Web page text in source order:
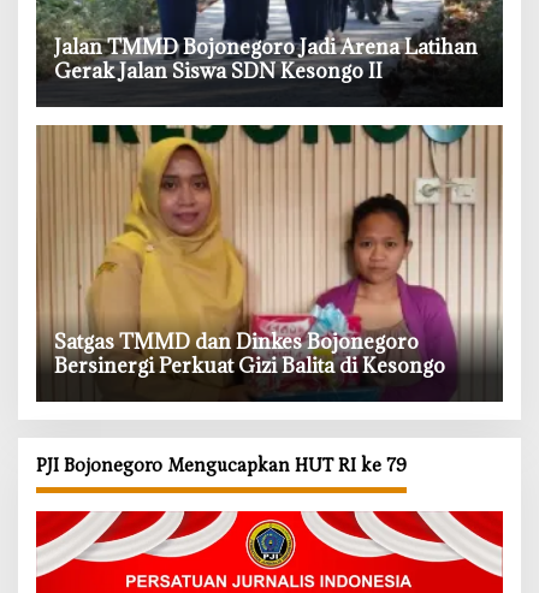
‎Jalan TMMD Bojonegoro Jadi Arena Latihan
Gerak Jalan Siswa SDN Kesongo II
‎Satgas TMMD dan Dinkes Bojonegoro
Bersinergi Perkuat Gizi Balita di Kesongo
PJI Bojonegoro Mengucapkan HUT RI ke 79